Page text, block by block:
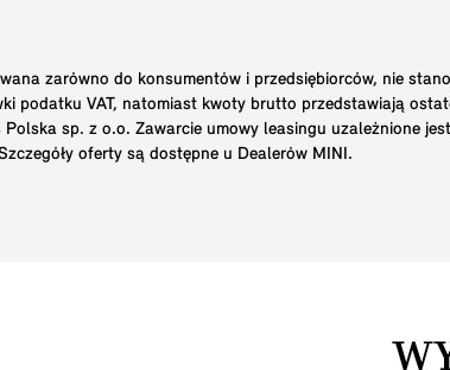
zarówno do konsumentów i przedsiębiorców, nie
podatku VAT, natomiast kwoty brutto przedstawiają
Polska sp. z o.o. Zawarcie umowy leasingu uzależnione
oferty są dostępne u Dealerów MINI.